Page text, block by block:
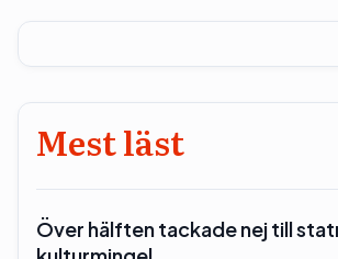
Mest läst
Över hälften tackade nej till